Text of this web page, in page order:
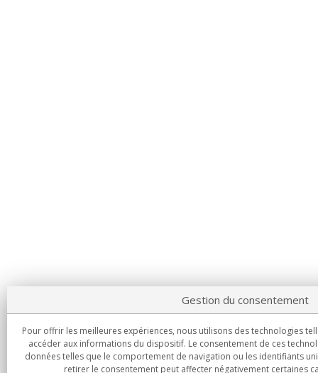
Gestion du consentement
Pour offrir les meilleures expériences, nous utilisons des technologies
accéder aux informations du dispositif. Le consentement de ces
données telles que le comportement de navigation ou les identifiants
retirer le consentement peut affecter négativement certaines